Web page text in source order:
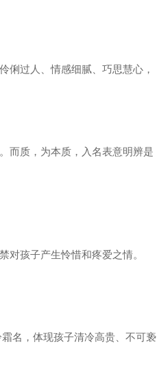
过人、情感细腻、巧思慧心，
而质，为本质，入名表意明辨是
孩子产生怜惜和疼爱之情。
名，体现孩子清冷高贵、不可亵